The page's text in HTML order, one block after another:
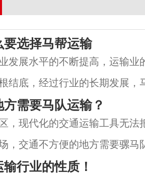
要选择马帮运输
发展水平的不断提高，运输业
结底，经过行业的长期发展，
当成熟。如果能充分发挥这些
业发展的动力自然会更强。无
方需要马队运输？
，现代化的交通运输工具无法
，交通不方便的地方需要骡马
去不到的地方，一些交通十分
行业的性质！